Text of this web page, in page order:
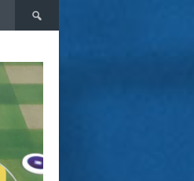
Pesquisar
por: